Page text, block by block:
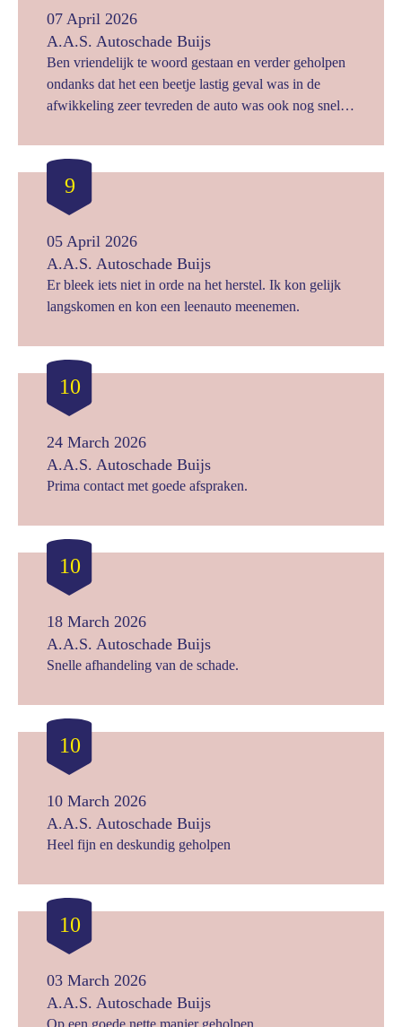
07 April 2026
A.A.S. Autoschade Buijs
Ben vriendelijk te woord gestaan en verder geholpen
ondanks dat het een beetje lastig geval was in de
afwikkeling zeer tevreden de auto was ook nog snel
9
05 April 2026
A.A.S. Autoschade Buijs
Er bleek iets niet in orde na het herstel. Ik kon gelijk
langskomen en kon een leenauto meenemen.
10
24 March 2026
A.A.S. Autoschade Buijs
Prima contact met goede afspraken.
10
18 March 2026
A.A.S. Autoschade Buijs
Snelle afhandeling van de schade.
10
10 March 2026
A.A.S. Autoschade Buijs
Heel fijn en deskundig geholpen
10
03 March 2026
A.A.S. Autoschade Buijs
Op een goede nette manier geholpen.